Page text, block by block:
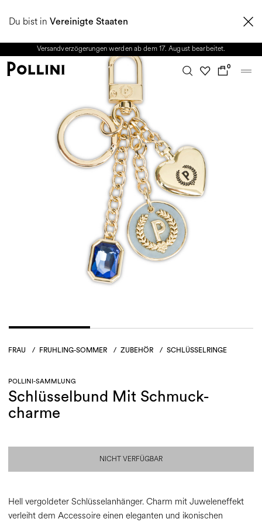
Du bist in Vereinigte Staaten
2026 KOLLEKTION. Vom 8. bis 16. August ist unser Kundenservice nicht
Versandverzögerungen werden ab dem 17. August bearbeitet.
0
FRAU / FRUHLING-SOMMER / ZUBEHÖR / SCHLÜSSELRINGE
POLLINI-SAMMLUNG
Schlüsselbund Mit Schmuck-
charme
NICHT VERFÜGBAR
Hell vergoldeter Schlüsselanhänger. Charm mit Juweleneffekt
verleiht dem Accessoire einen eleganten und ikonischen